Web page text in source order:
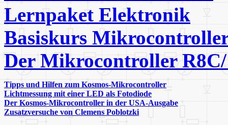
Lernpaket Elektronik
Basiskurs
Der Mikrocontroller
Tipps und Hilfen zum Kosmos-Mikrocontroller
Lichtmessung mit einer LED als Fotodiode
Der Kosmos-Mikrocontroller in der USA-Ausgabe
Zusatzversuche von Clemens Poblotzki